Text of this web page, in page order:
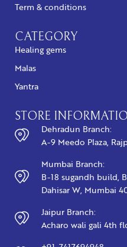
Term & conditions
CATEGORY
Healing gems
Malas
Yantra
STORE
Dehradun Branch:
A-9 Meedo Plaza,
Mumbai Branch:
B-18 sugandh build,
Dahisar W, Mumbai
Jaipur Branch:
Acharo wali gali 4th